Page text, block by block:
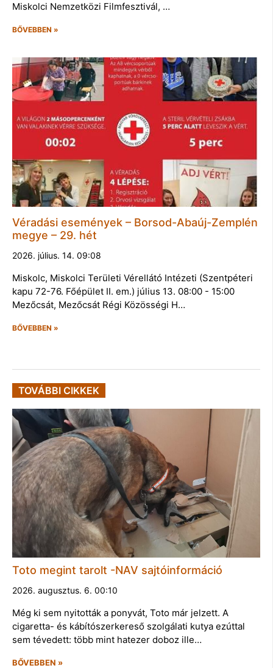
Miskolci Nemzetközi Filmfesztivál, …
BŐVEBBEN »
Véradási események – Borsod-Abaúj-Zemplén
megye – 29. hét
2026. július. 14. 09:08
Miskolc, Miskolci Területi Vérellátó Intézeti (Szentpéteri
kapu 72-76. Főépület II. em.) július 13. 08:00 - 15:00
Mezőcsát, Mezőcsát Régi Közösségi H…
BŐVEBBEN »
TOVÁBBI CIKKEK
Toto megint tarolt -NAV sajtóinformáció
2026. augusztus. 6. 00:10
Még ki sem nyitották a ponyvát, Toto már jelzett. A
cigaretta- és kábítószerkereső szolgálati kutya ezúttal
sem tévedett: több mint hatezer doboz ille…
BŐVEBBEN »